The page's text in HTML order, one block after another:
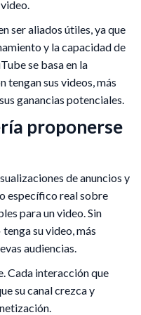
ser aliados útiles, ya que
y la capacidad de
se basa en la
tengan sus videos, más
ganancias potenciales.
proponerse
de anuncios y
específico real sobre
para un video. Sin
su video, más
audiencias.
Cada interacción que
su canal crezca y